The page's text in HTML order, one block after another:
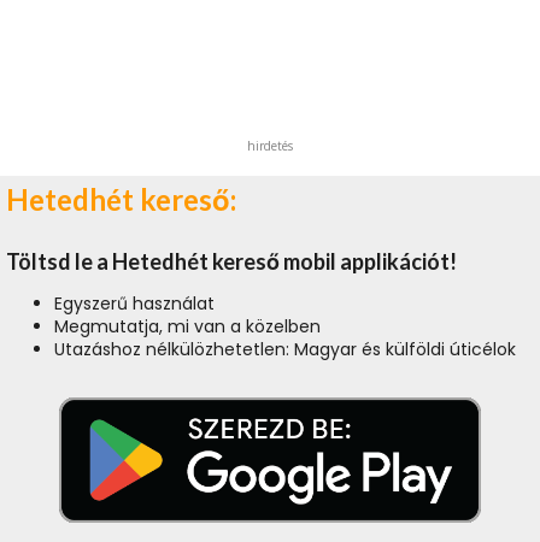
hirdetés
Hetedhét kereső:
Töltsd le a Hetedhét kereső mobil applikációt!
Egyszerű használat
Megmutatja, mi van a közelben
Utazáshoz nélkülözhetetlen: Magyar és külföldi úticélok